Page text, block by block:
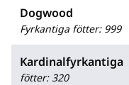
Dogwood
Fyrkantiga fötter: 999
Kardinalfyrkantiga
fötter: 320